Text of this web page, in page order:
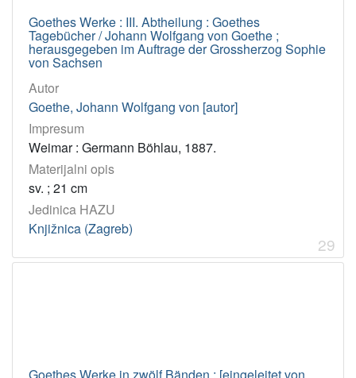
Goethes Werke : III. Abtheilung : Goethes
Tagebücher / Johann Wolfgang von Goethe ;
herausgegeben im Auftrage der Grossherzog Sophie
von Sachsen
Autor
Goethe, Johann Wolfgang von [autor]
Impresum
Weimar : Germann Böhlau, 1887.
Materijalni opis
sv. ; 21 cm
Jedinica HAZU
Knjižnica (Zagreb)
29
Goethes Werke in zwölf Bänden ; [eingeleitet von